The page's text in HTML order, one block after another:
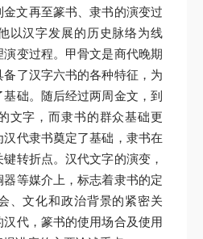
文再至篆书、隶书的演变过
以汉字发展的历史脉络为线
变过程。甲骨文是商代晚期
了汉字六书的各种特征，为
础。随后经过两周金文，到
文字，而隶书的群众基础更
代隶书奠定了基础，隶书在
转折点。汉代文字的演变，
等媒介上，标志着隶书的定
、文化和政治背景的紧密关
代，篆书的使用场合及使用